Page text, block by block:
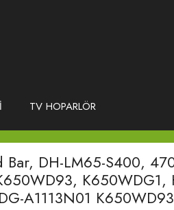
TV HOPARLÖR
Bar, DH-LM65-S400,
K650WDG1,
A1113N01